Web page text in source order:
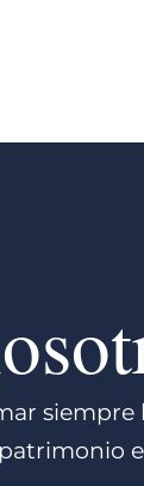
siempre